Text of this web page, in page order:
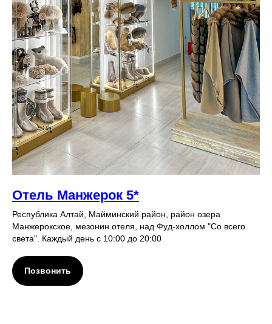
Отель Манжерок 5*
Республика Алтай, Майминский район, район озера
Манжерокское, мезонин отеля, над Фуд-холлом "Со всего
света". Каждый день с 10:00 до 20:00
Позвонить